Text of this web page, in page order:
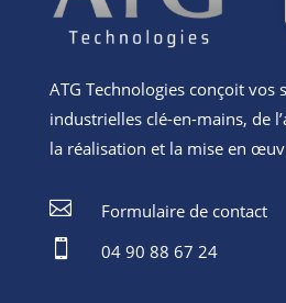
ATG Technologies conçoit vos
industrielles clé-en-mains, de
la réalisation et la mise en

Formulaire de contact

04 90 88 67 24